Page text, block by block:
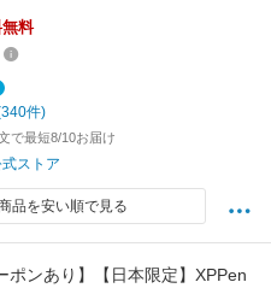
windows mac Chrome iPad OS
M350sRO M350sGY
規品 2年間無償保証
料
件)
で最短8/10お届け
ストア
品を安い順で見る
ポンあり】【日本限定】XPPen